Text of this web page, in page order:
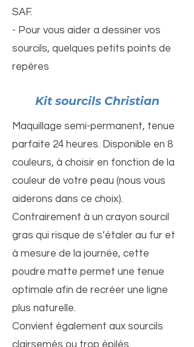
SAF.
- Pour vous aider a dessiner vos
sourcils, quelques petits points de
repères
Kit sourcils Christian
Maquillage semi-permanent, tenue
parfaite 24 heures. Disponible en 8
couleurs, à choisir en fonction de la
couleur de votre peau (nous vous
aiderons dans ce choix).
Contrairement à un crayon sourcil
gras qui risque de s’étaler au fur et
à mesure de la journée, cette
poudre matte permet une tenue
optimale afin de recréer une ligne
plus naturelle.
Convient également aux sourcils
clairsemés ou trop épilés.